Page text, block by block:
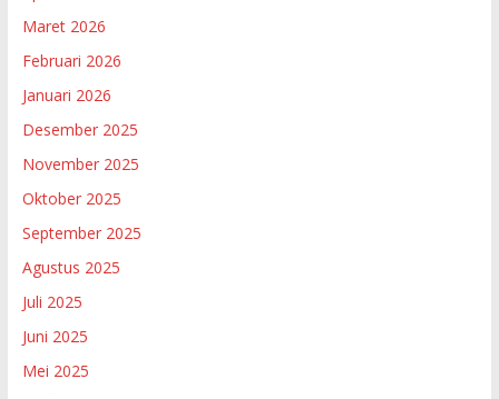
Maret 2026
Februari 2026
Januari 2026
Desember 2025
November 2025
Oktober 2025
September 2025
Agustus 2025
Juli 2025
Juni 2025
Mei 2025